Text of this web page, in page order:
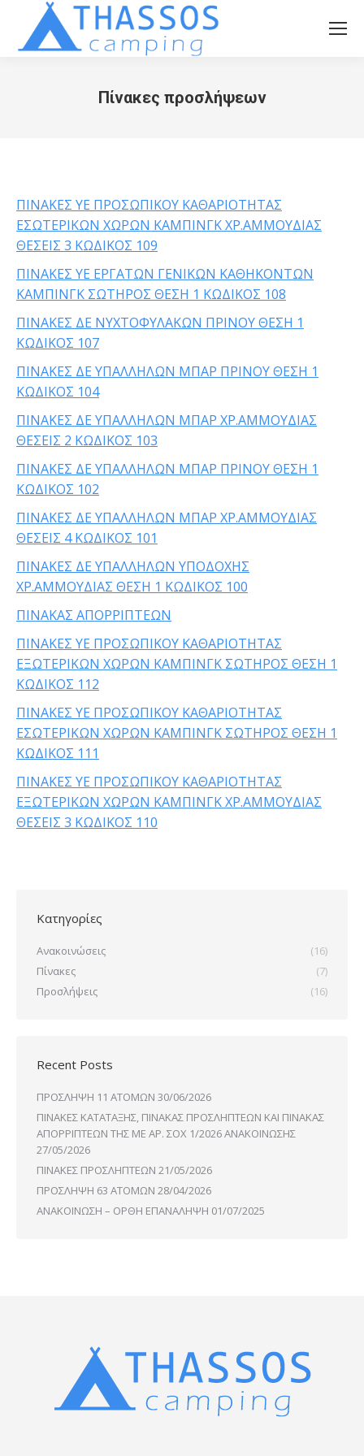
Πίνακες προσλήψεων
ΠΙΝΑΚΕΣ YE ΠΡΟΣΩΠΙΚΟΥ ΚΑΘΑΡΙΟΤΗΤΑΣ
ΕΣΩΤΕΡΙΚΩΝ ΧΩΡΩΝ ΚΑΜΠΙΝΓΚ ΧΡ.ΑΜΜΟΥΔΙΑΣ
ΘΕΣΕΙΣ 3 ΚΩΔΙΚΟΣ 109
ΠΙΝΑΚΕΣ YE ΕΡΓΑΤΩΝ ΓΕΝΙΚΩΝ ΚΑΘΗΚΟΝΤΩΝ
ΚΑΜΠΙΝΓΚ ΣΩΤΗΡΟΣ ΘΕΣΗ 1 ΚΩΔΙΚΟΣ 108
ΠΙΝΑΚΕΣ ΔΕ ΝΥΧΤΟΦΥΛΑΚΩΝ ΠΡΙΝΟΥ ΘΕΣΗ 1
ΚΩΔΙΚΟΣ 107
ΠΙΝΑΚΕΣ ΔΕ ΥΠΑΛΛΗΛΩΝ ΜΠΑΡ ΠΡΙΝΟΥ ΘΕΣΗ 1
ΚΩΔΙΚΟΣ 104
ΠΙΝΑΚΕΣ ΔΕ ΥΠΑΛΛΗΛΩΝ ΜΠΑΡ ΧΡ.ΑΜΜΟΥΔΙΑΣ
ΘΕΣΕΙΣ 2 ΚΩΔΙΚΟΣ 103
ΠΙΝΑΚΕΣ ΔΕ ΥΠΑΛΛΗΛΩΝ ΜΠΑΡ ΠΡΙΝΟΥ ΘΕΣΗ 1
ΚΩΔΙΚΟΣ 102
ΠΙΝΑΚΕΣ ΔΕ ΥΠΑΛΛΗΛΩΝ ΜΠΑΡ ΧΡ.ΑΜΜΟΥΔΙΑΣ
ΘΕΣΕΙΣ 4 ΚΩΔΙΚΟΣ 101
ΠΙΝΑΚΕΣ ΔΕ ΥΠΑΛΛΗΛΩΝ ΥΠΟΔΟΧΗΣ
ΧΡ.ΑΜΜΟΥΔΙΑΣ ΘΕΣΗ 1 ΚΩΔΙΚΟΣ 100
ΠΙΝΑΚΑΣ ΑΠΟΡΡΙΠΤΕΩΝ
ΠΙΝΑΚΕΣ YE ΠΡΟΣΩΠΙΚΟΥ ΚΑΘΑΡΙΟΤΗΤΑΣ
ΕΞΩΤΕΡΙΚΩΝ ΧΩΡΩΝ ΚΑΜΠΙΝΓΚ ΣΩΤΗΡΟΣ ΘΕΣΗ 1
ΚΩΔΙΚΟΣ 112
ΠΙΝΑΚΕΣ YE ΠΡΟΣΩΠΙΚΟΥ ΚΑΘΑΡΙΟΤΗΤΑΣ
ΕΣΩΤΕΡΙΚΩΝ ΧΩΡΩΝ ΚΑΜΠΙΝΓΚ ΣΩΤΗΡΟΣ ΘΕΣΗ 1
ΚΩΔΙΚΟΣ 111
ΠΙΝΑΚΕΣ YE ΠΡΟΣΩΠΙΚΟΥ ΚΑΘΑΡΙΟΤΗΤΑΣ
ΕΞΩΤΕΡΙΚΩΝ ΧΩΡΩΝ ΚΑΜΠΙΝΓΚ ΧΡ.ΑΜΜΟΥΔΙΑΣ
ΘΕΣΕΙΣ 3 ΚΩΔΙΚΟΣ 110
Κατηγορίες
Ανακοινώσεις
(16)
Πίνακες
(7)
Προσλήψεις
(16)
Recent Posts
ΠΡΟΣΛΗΨΗ 11 ΑΤΟΜΩΝ 30/06/2026
ΠΙΝΑΚΕΣ ΚΑΤΑΤΑΞΗΣ, ΠΙΝΑΚΑΣ ΠΡΟΣΛΗΠΤΕΩΝ ΚΑΙ ΠΙΝΑΚΑΣ
ΑΠΟΡΡΙΠΤΕΩΝ ΤΗΣ ΜΕ ΑΡ. ΣΟΧ 1/2026 ΑΝΑΚΟΙΝΩΣΗΣ
27/05/2026
ΠΙΝΑΚΕΣ ΠΡΟΣΛΗΠΤΕΩΝ 21/05/2026
ΠΡΟΣΛΗΨΗ 63 ΑΤΟΜΩΝ 28/04/2026
ΑΝΑΚΟΙΝΩΣΗ – ΟΡΘΗ ΕΠΑΝΑΛΗΨΗ 01/07/2025